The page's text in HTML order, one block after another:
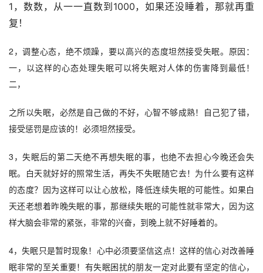
1，数数，从一一直数到1000，如果还没睡着，那就再重
复！
2，调整心态，绝不烦躁，要以高兴的态度坦然接受失眠。原因：
一，以这样的心态处理失眠可以将失眠对人体的伤害降到最低！
二，
之所以失眠，必然是自己做的不好，心智不够成熟！自己犯了错，
接受惩罚是应该的！必须坦然接受。
3，失眠后的第二天绝不再想失眠的事，也绝不去担心今晚还会失
眠。白天就好好的照常生活，再失不失眠随它去！为什么要有这样
的态度？因为这样可以让心放松，降低连续失眠的可能性。如果白
天还老想着昨晚失眠的事，那继续失眠的可能性就非常大，因为这
样大脑会非常的紧张，非常的兴奋，到晚上就不好睡着的。
4，失眠只是暂时现象！心中必须要坚信这点！这样的信心对改善睡
眠非常的至关重要！有失眠困扰的朋友一定对此要有坚定的信心，